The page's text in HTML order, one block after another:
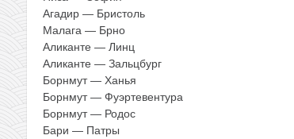
Агадир — Бристоль
Малага — Брно
Аликанте — Линц
Аликанте — Зальцбург
Борнмут — Ханья
Борнмут — Фуэртевентура
Борнмут — Родос
Бари — Патры